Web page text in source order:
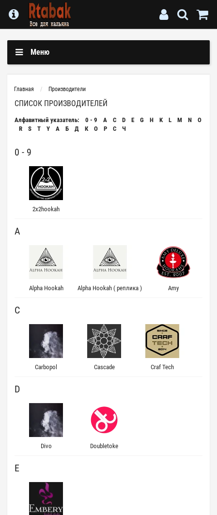
Меню
Главная Производители
СПИСОК ПРОИЗВОДИТЕЛЕЙ
Алфавитный указатель: 0 - 9 A C D E G H K L M N
O
R
S T Y А Б Д К О Р С Ч
0 - 9
2x2hookah
A
Alpha Hookah Alpha Hookah ( реплика ) Amy
C
Carbopol Cascade Craf Tech
D
Divo Doubletoke
E